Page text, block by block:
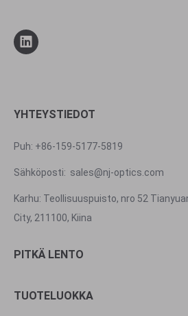
YHTEYSTIEDOT
Puh: +86-159-5177-5819
Sähköposti: sales@nj-optics.com
Karhu: Teollisuuspuisto, nro 52
City, 211100, Kiina
PITKÄ LENTO
TUOTELUOKKA